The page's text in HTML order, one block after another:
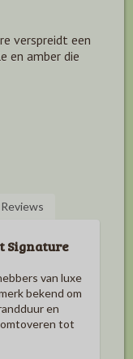
verspreidt een
en amber die
Reviews
Signature
van luxe
bekend om
en
tot